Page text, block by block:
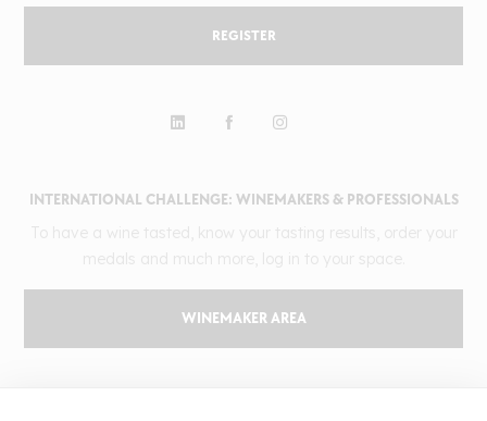
INTERNATIONAL CHALLENGE: WINEMAKERS & PROFESSIONALS
WINEMAKER AREA
REGISTER